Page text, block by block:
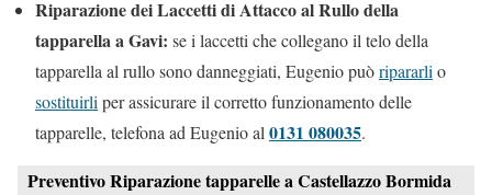
Riparazione dei Laccetti di Attacco al Rullo della
tapparella a Gavi: se i laccetti che collegano il telo della
tapparella al rullo sono danneggiati, Eugenio puòripararlio
sostituirliper assicurare il corretto funzionamento delle
tapparelle, telefona ad Eugenio al0131 080035.
Preventivo Riparazione tapparelle a Castellazzo Bormida